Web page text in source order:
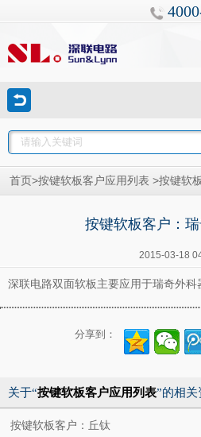
首页 >按键软板客户应用列表 >按键软
按键软板客户：
2015-03-18
深联电路双面软板主要应用于瑞奇外科
分享到：
关于“按键软板客户应用列表”的相关
按键软板客户：丘钛